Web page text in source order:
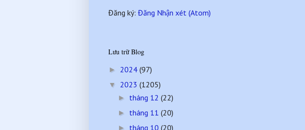
Đăng ký: Đăng Nhận xét (Atom)
Lưu trữ Blog
► 2024 (97)
▼ 2023 (1205)
► tháng 12 (22)
► tháng 11 (20)
► tháng 10 (20)